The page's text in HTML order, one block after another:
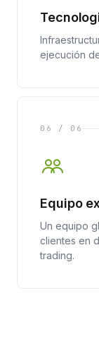
ejecución
06 / 06
Equipo
Un equipo
clientes en
trading.